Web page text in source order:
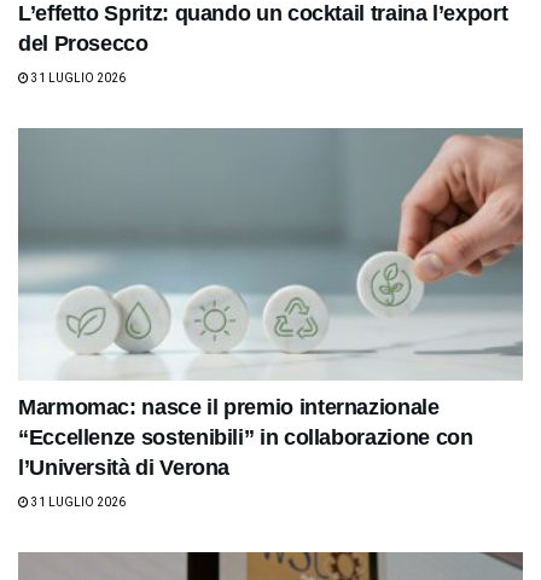
L’effetto Spritz: quando un cocktail traina l’export
del Prosecco
31 LUGLIO 2026
Marmomac: nasce il premio internazionale
“Eccellenze sostenibili” in collaborazione con
l’Università di Verona
31 LUGLIO 2026